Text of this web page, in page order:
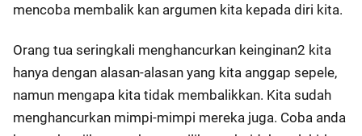
mencoba membalik kan argumen kita kepada diri kita.
Orang tua seringkali menghancurkan keinginan2 kita
hanya dengan alasan-alasan yang kita anggap sepele,
namun mengapa kita tidak membalikkan. Kita sudah
menghancurkan mimpi-mimpi mereka juga. Coba anda